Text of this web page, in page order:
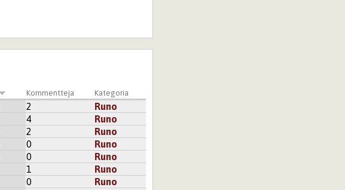
Kommentteja Kategoria
2
Runo
4
Runo
2
Runo
0
Runo
0
Runo
1
Runo
0
Runo